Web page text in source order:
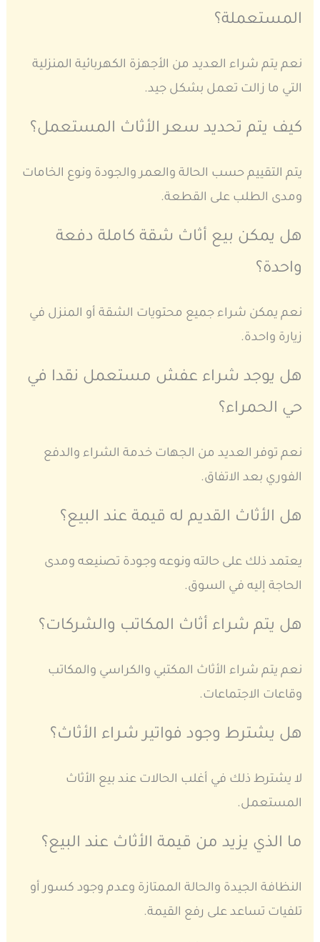
المستعملة؟
نعم يتم شراء العديد من الأجهزة الكهربائية المنزلية
التي ما زالت تعمل بشكل جيد.
كيف يتم تحديد سعر الأثاث المستعمل؟
يتم التقييم حسب الحالة والعمر والجودة ونوع الخامات
ومدى الطلب على القطعة.
هل يمكن بيع أثاث شقة كاملة دفعة
واحدة؟
نعم يمكن شراء جميع محتويات الشقة أو المنزل في
زيارة واحدة.
هل يوجد شراء عفش مستعمل نقدا في
حي الحمراء؟
نعم توفر العديد من الجهات خدمة الشراء والدفع
الفوري بعد الاتفاق.
هل الأثاث القديم له قيمة عند البيع؟
يعتمد ذلك على حالته ونوعه وجودة تصنيعه ومدى
الحاجة إليه في السوق.
هل يتم شراء أثاث المكاتب والشركات؟
نعم يتم شراء الأثاث المكتبي والكراسي والمكاتب
وقاعات الاجتماعات.
هل يشترط وجود فواتير شراء الأثاث؟
لا يشترط ذلك في أغلب الحالات عند بيع الأثاث
المستعمل.
ما الذي يزيد من قيمة الأثاث عند البيع؟
النظافة الجيدة والحالة الممتازة وعدم وجود كسور أو
تلفيات تساعد على رفع القيمة.